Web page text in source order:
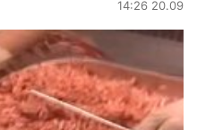
14:26 20.09